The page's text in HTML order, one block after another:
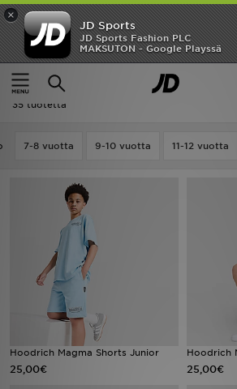
×
JD Sports
JD Sports Fashion PLC
MAKSUTON - Google Playssä
Etusivu
Lapset
Lapset - Hoodrich
35 tuotetta
7-8 vuotta 9-10 vuotta 11-12 vuotta
Hoodrich Magma Shorts Junior
25,00€
Hoodrich
25,00€
Etusivu
Ale
Uutuudet
Suosikit
Tuotemerkit
Inspiroidu